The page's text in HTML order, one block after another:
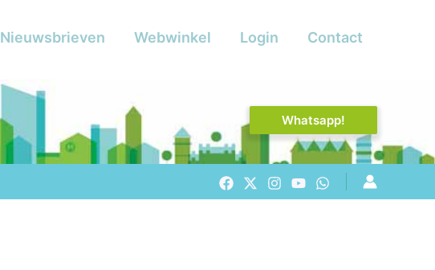
Nieuwsbrieven Webwinkel Login Contact
Whatsapp!